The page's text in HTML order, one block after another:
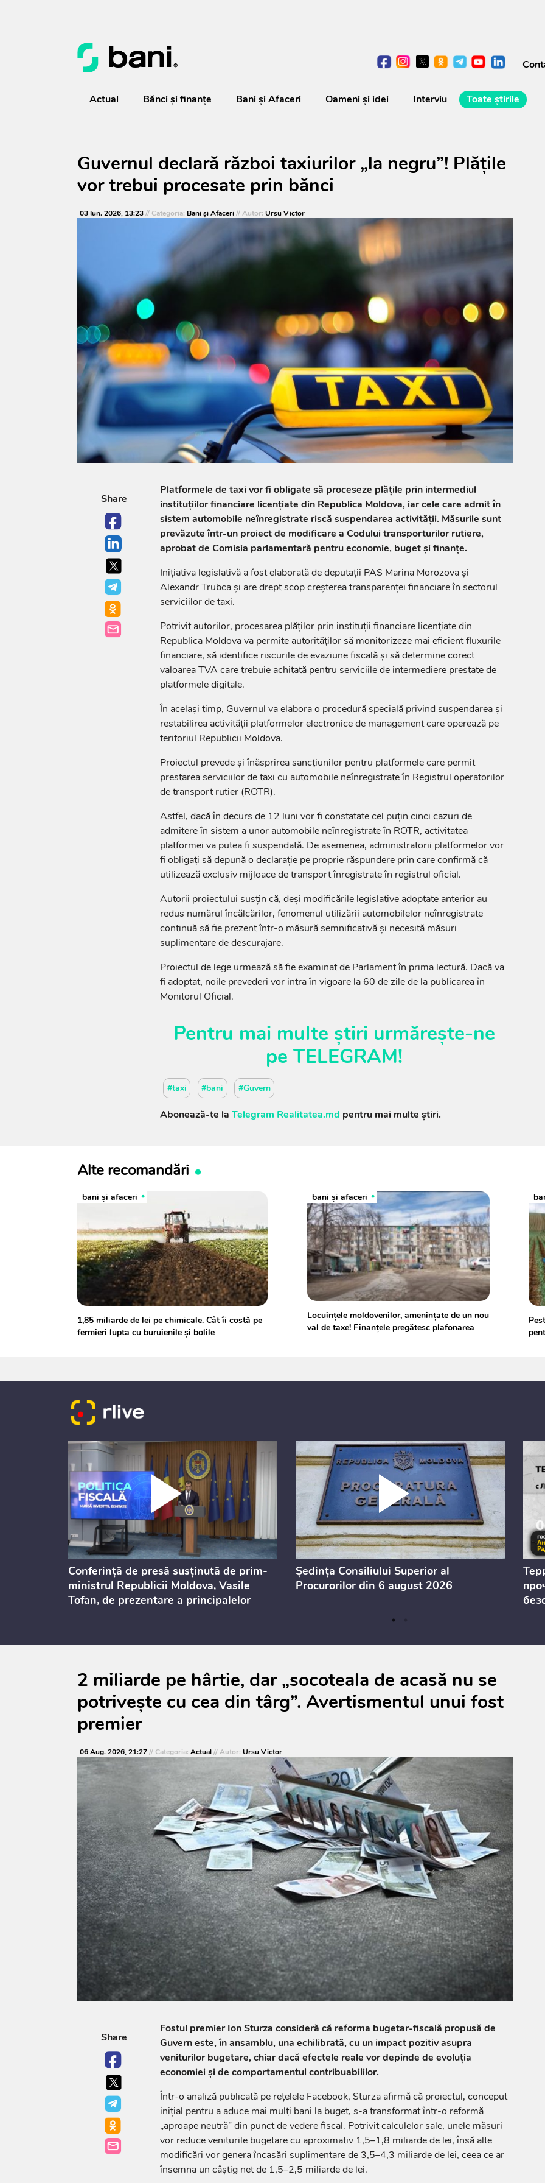
Actual Bănci şi finanţe Bani și Afaceri Oameni şi idei Interviu Toate știrile
Guvernul declară război taxiurilor „la negru”! Plățile
vor trebui procesate prin bănci
03 Iun. 2026, 13:23// Categoria: Bani și Afaceri// Autor: Ursu Victor
Share
Platformele de taxi vor fi obligate să proceseze plățile prin intermediul
instituțiilor financiare licențiate din Republica Moldova, iar cele care admit în
sistem automobile neînregistrate riscă suspendarea activității. Măsurile sunt
prevăzute într-un proiect de modificare a Codului transporturilor rutiere,
aprobat de Comisia parlamentară pentru economie, buget și finanțe.
Inițiativa legislativă a fost elaborată de deputații PAS Marina Morozova și
Alexandr Trubca și are drept scop creșterea transparenței financiare în sectorul
serviciilor de taxi.
Potrivit autorilor, procesarea plăților prin instituții financiare licențiate din
Republica Moldova va permite autorităților să monitorizeze mai eficient fluxurile
financiare, să identifice riscurile de evaziune fiscală și să determine corect
valoarea TVA care trebuie achitată pentru serviciile de intermediere prestate de
platformele digitale.
În același timp, Guvernul va elabora o procedură specială privind suspendarea și
restabilirea activității platformelor electronice de management care operează pe
teritoriul Republicii Moldova.
Proiectul prevede și înăsprirea sancțiunilor pentru platformele care permit
prestarea serviciilor de taxi cu automobile neînregistrate în Registrul operatorilor
de transport rutier (ROTR).
Astfel, dacă în decurs de 12 luni vor fi constatate cel puțin cinci cazuri de
admitere în sistem a unor automobile neînregistrate în ROTR, activitatea
platformei va putea fi suspendată. De asemenea, administratorii platformelor vor
fi obligați să depună o declarație pe proprie răspundere prin care confirmă că
utilizează exclusiv mijloace de transport înregistrate în registrul oficial.
Autorii proiectului susțin că, deși modificările legislative adoptate anterior au
redus numărul încălcărilor, fenomenul utilizării automobilelor neînregistrate
continuă să fie prezent într-o măsură semnificativă și necesită măsuri
suplimentare de descurajare.
Proiectul de lege urmează să fie examinat de Parlament în prima lectură. Dacă va
fi adoptat, noile prevederi vor intra în vigoare la 60 de zile de la publicarea în
Monitorul Oficial.
Pentru mai multe știri urmărește-ne
pe TELEGRAM!
#taxi #bani #Guvern
Abonează-te la Telegram Realitatea.md pentru mai multe știri.
Alte recomandări
bani și afaceri
1,85 miliarde de lei pe chimicale. Cât îi costă pe
fermieri lupta cu buruienile și bolile
bani și afaceri
Locuințele moldovenilor, amenințate de un nou
val de taxe! Finanțele pregătesc plafonarea
Conferință de presă susținută de prim-
ministrul Republicii Moldova, Vasile
Tofan, de prezentare a principalelor
consultărilor publice
Ședința Consiliului Superior al
Procurorilor din 6 august 2026
2 miliarde pe hârtie, dar „socoteala de acasă nu se
potrivește cu cea din târg”. Avertismentul unui fost
premier
06 Aug. 2026, 21:27// Categoria: Actual// Autor: Ursu Victor
Share
Fostul premier Ion Sturza consideră că reforma bugetar-fiscală propusă de
Guvern este, în ansamblu, una echilibrată, cu un impact pozitiv asupra
veniturilor bugetare, chiar dacă efectele reale vor depinde de evoluția
economiei și de comportamentul contribuabililor.
Într-o analiză publicată pe rețelele Facebook, Sturza afirmă că proiectul, conceput
inițial pentru a aduce mai mulți bani la buget, s-a transformat într-o reformă
„aproape neutră” din punct de vedere fiscal. Potrivit calculelor sale, unele măsuri
vor reduce veniturile bugetare cu aproximativ 1,5–1,8 miliarde de lei, însă alte
modificări vor genera încasări suplimentare de 3,5–4,3 miliarde de lei, ceea ce ar
însemna un câștig net de 1,5–2,5 miliarde de lei.